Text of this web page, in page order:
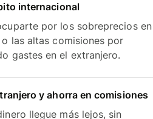
internacional
por los sobreprecios en
las altas comisiones por
gastes en el extranjero.
y ahorra en comisiones
llegue más lejos, sin